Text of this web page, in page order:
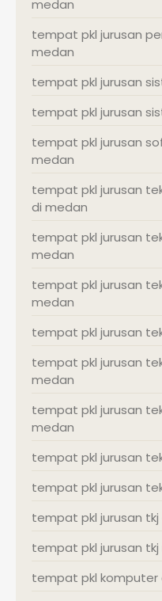
medan
tempat pkl jurusan
medan
tempat pkl jurusan
tempat pkl jurusan
tempat pkl jurusan
medan
tempat pkl jurusan
di medan
tempat pkl jurusan
medan
tempat pkl jurusan
medan
tempat pkl jurusan
tempat pkl jurusan
medan
tempat pkl jurusan
medan
tempat pkl jurusan
tempat pkl jurusan
tempat pkl jurusan
tempat pkl jurusan
tempat pkl komputer